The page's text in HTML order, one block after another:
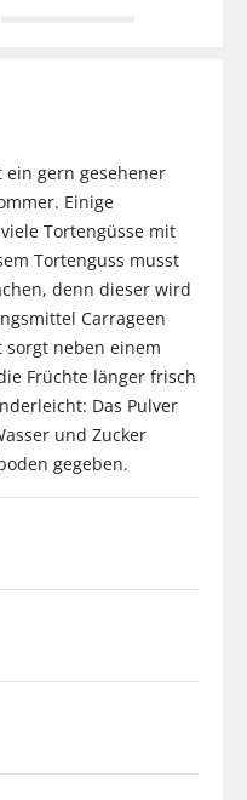
gern gesehener
Einige
Tortengüsse mit
Tortenguss musst
denn dieser wird
Carrageen
sorgt neben einem
Früchte länger frisch
Das Pulver
und Zucker
gegeben.